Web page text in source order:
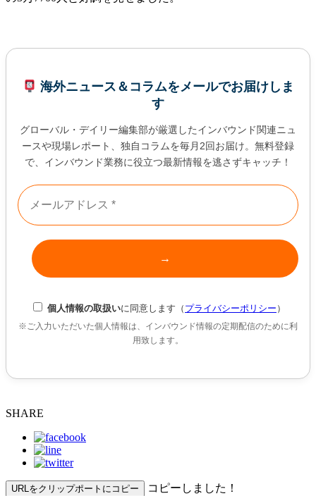
海外ニュース＆コラムをメールでお届けしま
す
グローバル・デイリー編集部が厳選したインバウンド関連ニュ
ースや現場レポート、独自コラムを毎月2回お届け。無料登録
で、インバウンド業務に役立つ最新情報を逃さずキャッチ！
個人情報の取扱いに同意します（ プライバシーポリシー ）
※ご入力いただいた個人情報は、インバウンド情報の定期配信のために利
用致します。
SHARE
URLをクリップポートにコピー
コピーしました！